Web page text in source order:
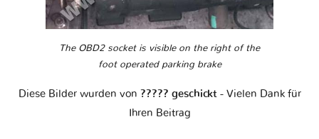
The OBD2 socket is visible on the right of the
foot operated parking brake
Diese Bilder wurden von ????? geschickt - Vielen Dank für
Ihren Beitrag